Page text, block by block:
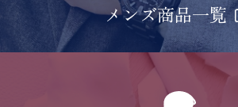
メンズ商品一覧